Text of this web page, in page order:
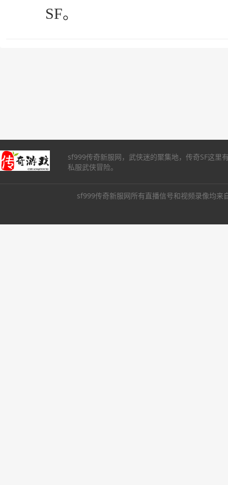
SF。
sf999传奇新服网，武侠迷的聚集地，传奇SF这
私服武侠冒险。
sf999传奇新服网所有直播信号和视频录像均